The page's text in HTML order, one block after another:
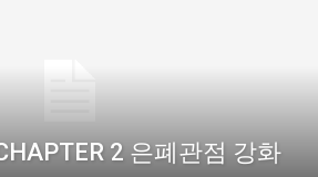
2 은폐관점 강화